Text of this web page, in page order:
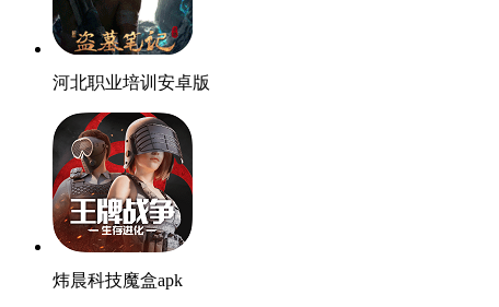
河北职业培训安卓版
炜晨科技魔盒apk